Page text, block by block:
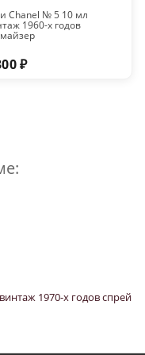
Chanel № 5 10 мл
1960-х годов
₽
1970-х годов спрей